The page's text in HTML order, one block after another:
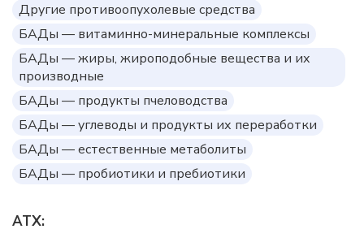
Другие противоопухолевые средства
БАДы — витаминно-минеральные комплексы
БАДы — жиры, жироподобные вещества и их
производные
БАДы — продукты пчеловодства
БАДы — углеводы и продукты их переработки
БАДы — естественные метаболиты
БАДы — пробиотики и пребиотики
АТХ: